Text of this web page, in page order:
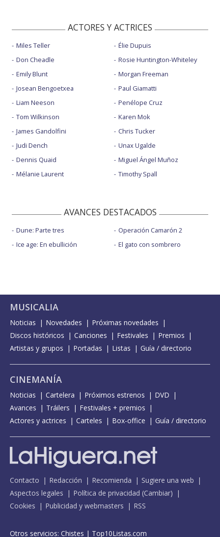
ACTORES Y ACTRICES
Miles Teller
Don Cheadle
Emily Blunt
Josean Bengoetxea
Liam Neeson
Tom Wilkinson
James Gandolfini
Judi Dench
Dennis Quaid
Mélanie Laurent
Élie Dupuis
Rosie Huntington-Whiteley
Morgan Freeman
Paul Giamatti
Penélope Cruz
Karen Mok
Chris Tucker
Unax Ugalde
Miguel Ángel Muñoz
Timothy Spall
AVANCES DESTACADOS
Dune: Parte tres
Ice age: En ebullición
Operación Camarón 2
El gato con sombrero
MUSICALIA
Noticias Novedades
Próximas novedades
Discos históricos
Canciones Festivales
Premios
Artistas y grupos
Portadas Listas Guía / directorio
CINEMANÍA
Noticias Cartelera Próximos estrenos
DVD
Avances
Tráilers
Festivales + premios
Actores y actrices
Carteles Box-office Guía / directorio
Contacto Redacción Recomienda
Sugiere una web
Aspectos legales
Política de privacidad (Cambiar)
Cookies
Publicidad y webmasters RSS
Otros servicios: Chistes | Top10Listas.com